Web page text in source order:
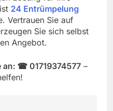
24 Entrümpelung
Vertrauen Sie auf
Sie sich selbst
Angebot.
an: ☎︎ 01719374577 –